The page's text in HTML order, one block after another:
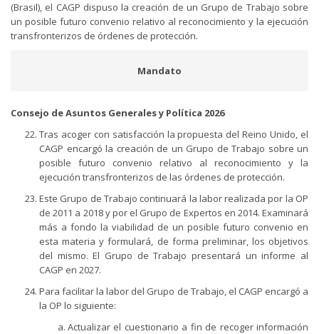
(Brasil), el CAGP dispuso la creación de un Grupo de Trabajo sobre
un posible futuro convenio relativo al reconocimiento y la ejecución
transfronterizos de órdenes de protección.
Mandato
Consejo de Asuntos Generales y Política 2026
Tras acoger con satisfacción la propuesta del Reino Unido, el
CAGP encargó la creación de un Grupo de Trabajo sobre un
posible futuro convenio relativo al reconocimiento y la
ejecución transfronterizos de las órdenes de protección.
Este Grupo de Trabajo continuará la labor realizada por la OP
de 2011 a 2018 y por el Grupo de Expertos en 2014. Examinará
más a fondo la viabilidad de un posible futuro convenio en
esta materia y formulará, de forma preliminar, los objetivos
del mismo. El Grupo de Trabajo presentará un informe al
CAGP en 2027.
Para facilitar la labor del Grupo de Trabajo, el CAGP encargó a
la OP lo siguiente:
Actualizar el cuestionario a fin de recoger información